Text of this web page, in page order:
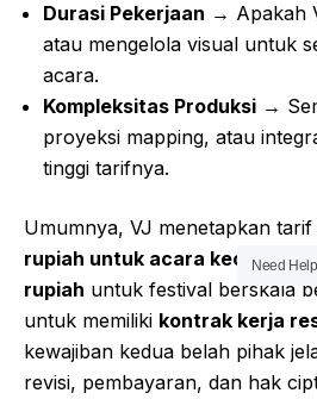
Durasi Pekerjaan → Apakah
atau mengelola visual untuk
acara.
Kompleksitas Produksi →
proyeksi mapping, atau
tinggi tarifnya.
Umumnya, VJ menetapkan tarif
rupiah untuk acara kecil,
rupiah untuk festival berskala
untuk memiliki kontrak kerja
kewajiban kedua belah pihak
revisi, pembayaran, dan hak
Need